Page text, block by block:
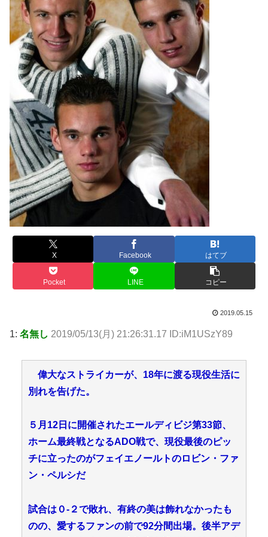
X Facebook はてブ
Pocket LINE コピー
2019.05.15
1: 名無し 2019/05/13(月) 21:26:31.17 ID:iM1USzY89
偉大なストライカーが、18年に渡る現役生活に
別れを告げた。
５月12日に開催されたエールディビジ第33節、
ホーム最終戦となるADO戦で、現役最後のピッ
チに立ったのがフェイエノールトのロビン・ファ
ン・ペルシだ
試合は０-２で敗れ、有終の美は飾れなかったも
のの、愛するファンの前で92分間出場。後半アデ